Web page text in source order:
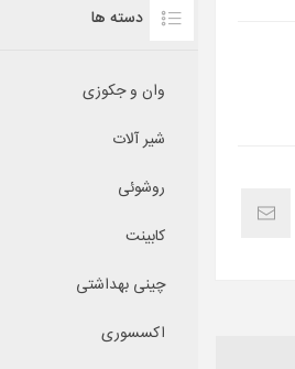
دسته ها
وان و جکوزی
شیر آلات
روشوئی
کابینت
چینی بهداشتی
اکسسوری